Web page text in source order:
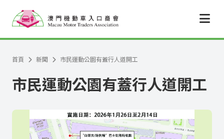
首頁 新聞 市民運動公園有蓋行人道開工
市民運動公園有蓋行人道開工